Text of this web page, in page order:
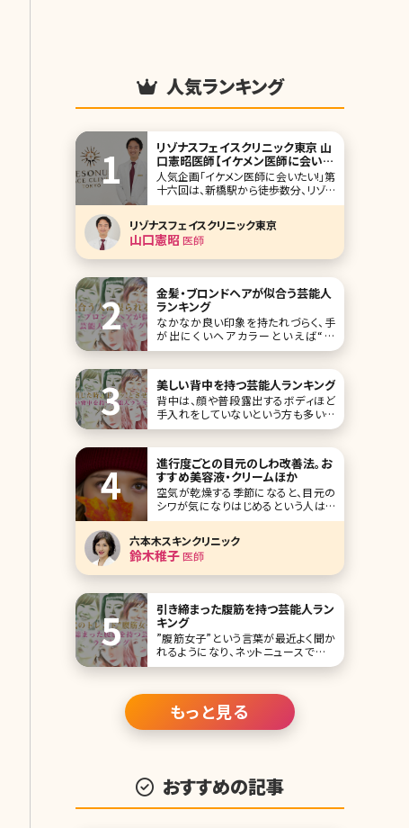
人気ランキング
リゾナスフェイスクリニック東京 山
口憲昭医師【イケメン医師に会いた
い! 第十六回】
人気企画「イケメン医師に会いたい!」第
十六回は、新橋駅から徒歩数分、リゾナ
スフェイスクリニック東京の山口憲昭
医師（やまぐちかずあき）先生です。
“Quality of Life Surgery”を座右の銘
として、顎顔面手術をはじめ、顔より上
にこだわり総合的に施術を提供する美
リゾナスフェイスクリニック東京
山口憲昭医師
金髪・ブロンドヘアが似合う芸能人
ランキング
なかなか良い印象を持たれづらく、手
が出にくいヘアカラーといえば“金
髪”です。ですが、人によっては金髪にす
合もあります。 そこで今回は、金髪が魅
力アップにつながっている“金髪が似合
う芸能人”をランキング形式でご紹介し
ていきます。 第1位ローラ
美しい背中を持つ芸能人ランキング
背中は、顔や普段露出するボディほど
手入れをしていないという方も多いか
もしれませんが、ふと触ってみたり鏡で
ったりという実はお肌の問題が起きや
すい場所です。 普段あまり露出しない
ため後回しにしやすい背中のケアだけ
れど、やはりふ
進行度ごとの目元のしわ改善法。お
すすめ美容液・クリームほか
空気が乾燥する季節になると、目元の
シワが気になりはじめるという人はい
ませんか?うっすらと浮かんだちりめん
になって、思い切り笑うことができない
という方もいるかもしれませんね。で
も、目元のしわは初期段階でケアを始
六本木スキンクリニック
鈴木稚子医師
引き締まった腹筋を持つ芸能人ラン
キング
”腹筋女子”という言葉が最近よく聞か
れるようになり、ネットニュースでもた
びたび取り上げられています。最近は
筋が割れている女性も多いといいます。
女性の場合は腹筋をすると便秘に効い
たり、くびれなどにも効果的ということ
もあり、美を意識する人にはトレンドと
もっと見る
おすすめの記事